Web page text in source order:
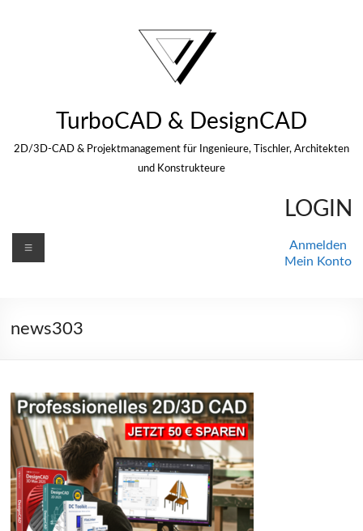
TurboCAD & DesignCAD
2D/3D-CAD & Projektmanagement für Ingenieure, Tischler, Architekten
und Konstrukteure
LOGIN
Anmelden
Mein Konto
Menü
news303